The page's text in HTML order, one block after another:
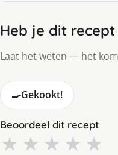
Heb je dit
Laat het weten — het
🍳Gekookt!
Beoordeel dit recept
★ ★ ★ ★ ★